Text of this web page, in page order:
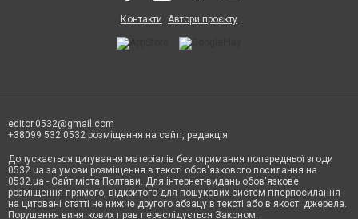
Контакти Автори проєкту
editor.0532@gmail.com
+38099 532 0532 розміщення на сайті, редакція
Допускається цитування матеріалів без отримання попередньої згоди
0532.ua за умови розміщення в тексті обов'язкового посилання на
0532.ua - Сайт міста Полтави. Для інтернет-видань обов'язкове
розміщення прямого, відкритого для пошукових систем гіперпосилання
на цитовані статті не нижче другого абзацу в тексті або в якості джерела.
Порушення виняткових прав переслідується Законом.